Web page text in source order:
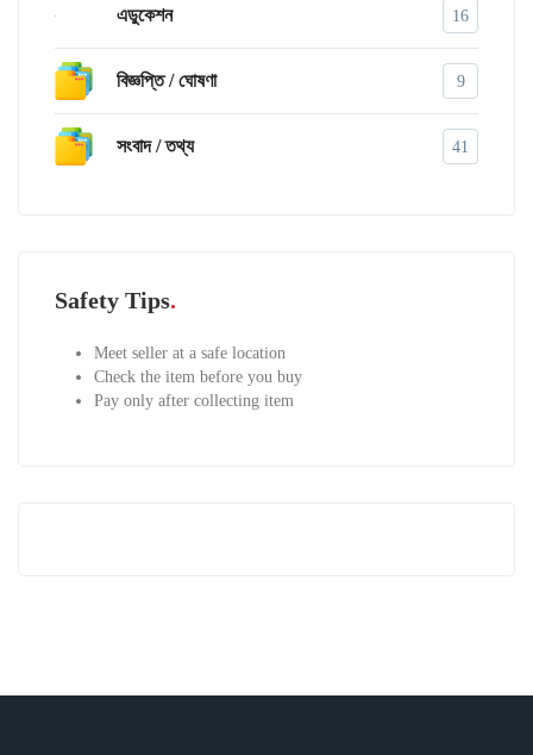
এডুকেশন 16
বিজ্ঞপ্তি / ঘোষণা 9
সংবাদ / তথ্য 41
Safety Tips
Meet seller at a safe location
Check the item before you buy
Pay only after collecting item